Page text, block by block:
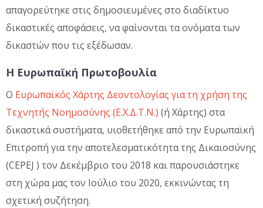
απαγορεύτηκε στις δημοσιευμένες στο διαδίκτυο
δικαστικές αποφάσεις, να φαίνονται τα ονόματα των
δικαστών που τις εξέδωσαν.
Η Ευρωπαϊκή Πρωτοβουλία
Ο Ευρωπαϊκός Χάρτης Δεοντολογίας για τη χρήση της
Τεχνητής Νοημοσύνης (Ε.Χ.Δ.Τ.Ν.) (ή Χάρτης) στα
δικαστικά συστήματα, υιοθετήθηκε από την Ευρωπαϊκή
Επιτροπή για την αποτελεσματικότητα της Δικαιοσύνης
(CEPEJ ) τον Δεκέμβριο του 2018 και παρουσιάστηκε
στη χώρα μας τον Ιούλιο του 2020, εκκινώντας τη
σχετική συζήτηση.